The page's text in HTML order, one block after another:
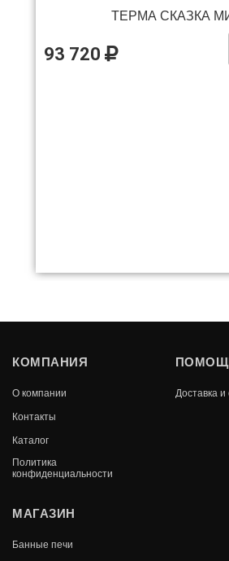
ТЕРМА СКАЗКА
93 720
ТЕРМА СКАЗКА
105 060
КОМПАНИЯ
О компании
Контакты
Каталог
Политика
конфиденциальности
Доставка
МАГАЗИН
Банные печи